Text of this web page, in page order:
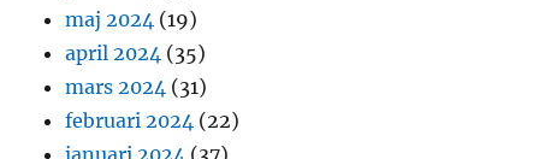
maj 2024 (19)
april 2024 (35)
mars 2024 (31)
februari 2024 (22)